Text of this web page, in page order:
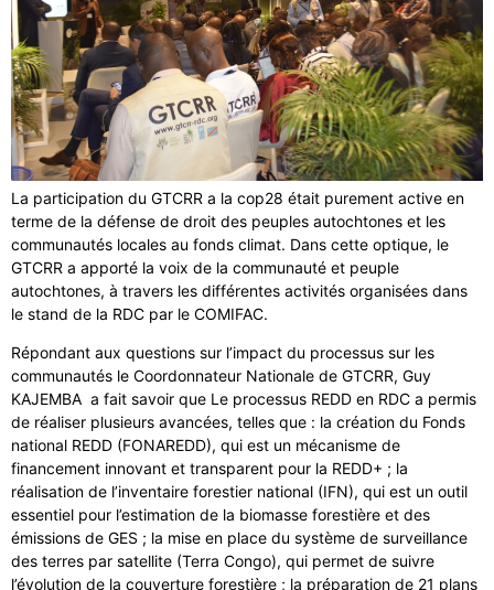
La participation du GTCRR a la cop28 était purement active en
terme de la défense de droit des peuples autochtones et les
communautés locales au fonds climat. Dans cette optique, le
GTCRR a apporté la voix de la communauté et peuple
autochtones, à travers les différentes activités organisées dans
le stand de la RDC par le COMIFAC.
Répondant aux questions sur l’impact du processus sur les
communautés le Coordonnateur Nationale de GTCRR, Guy
KAJEMBA a fait savoir que Le processus REDD en RDC a permis
de réaliser plusieurs avancées, telles que : la création du Fonds
national REDD (FONAREDD), qui est un mécanisme de
financement innovant et transparent pour la REDD+ ; la
réalisation de l’inventaire forestier national (IFN), qui est un outil
essentiel pour l’estimation de la biomasse forestière et des
émissions de GES ; la mise en place du système de surveillance
des terres par satellite (Terra Congo), qui permet de suivre
l’évolution de la couverture forestière ; la préparation de 21 plans